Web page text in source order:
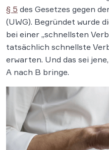
§ 5 des Gesetzes gegen
(UWG). Begründet wurde
bei einer „schnellsten
tatsächlich schnellste
erwarten. Und das sei
A nach B bringe.